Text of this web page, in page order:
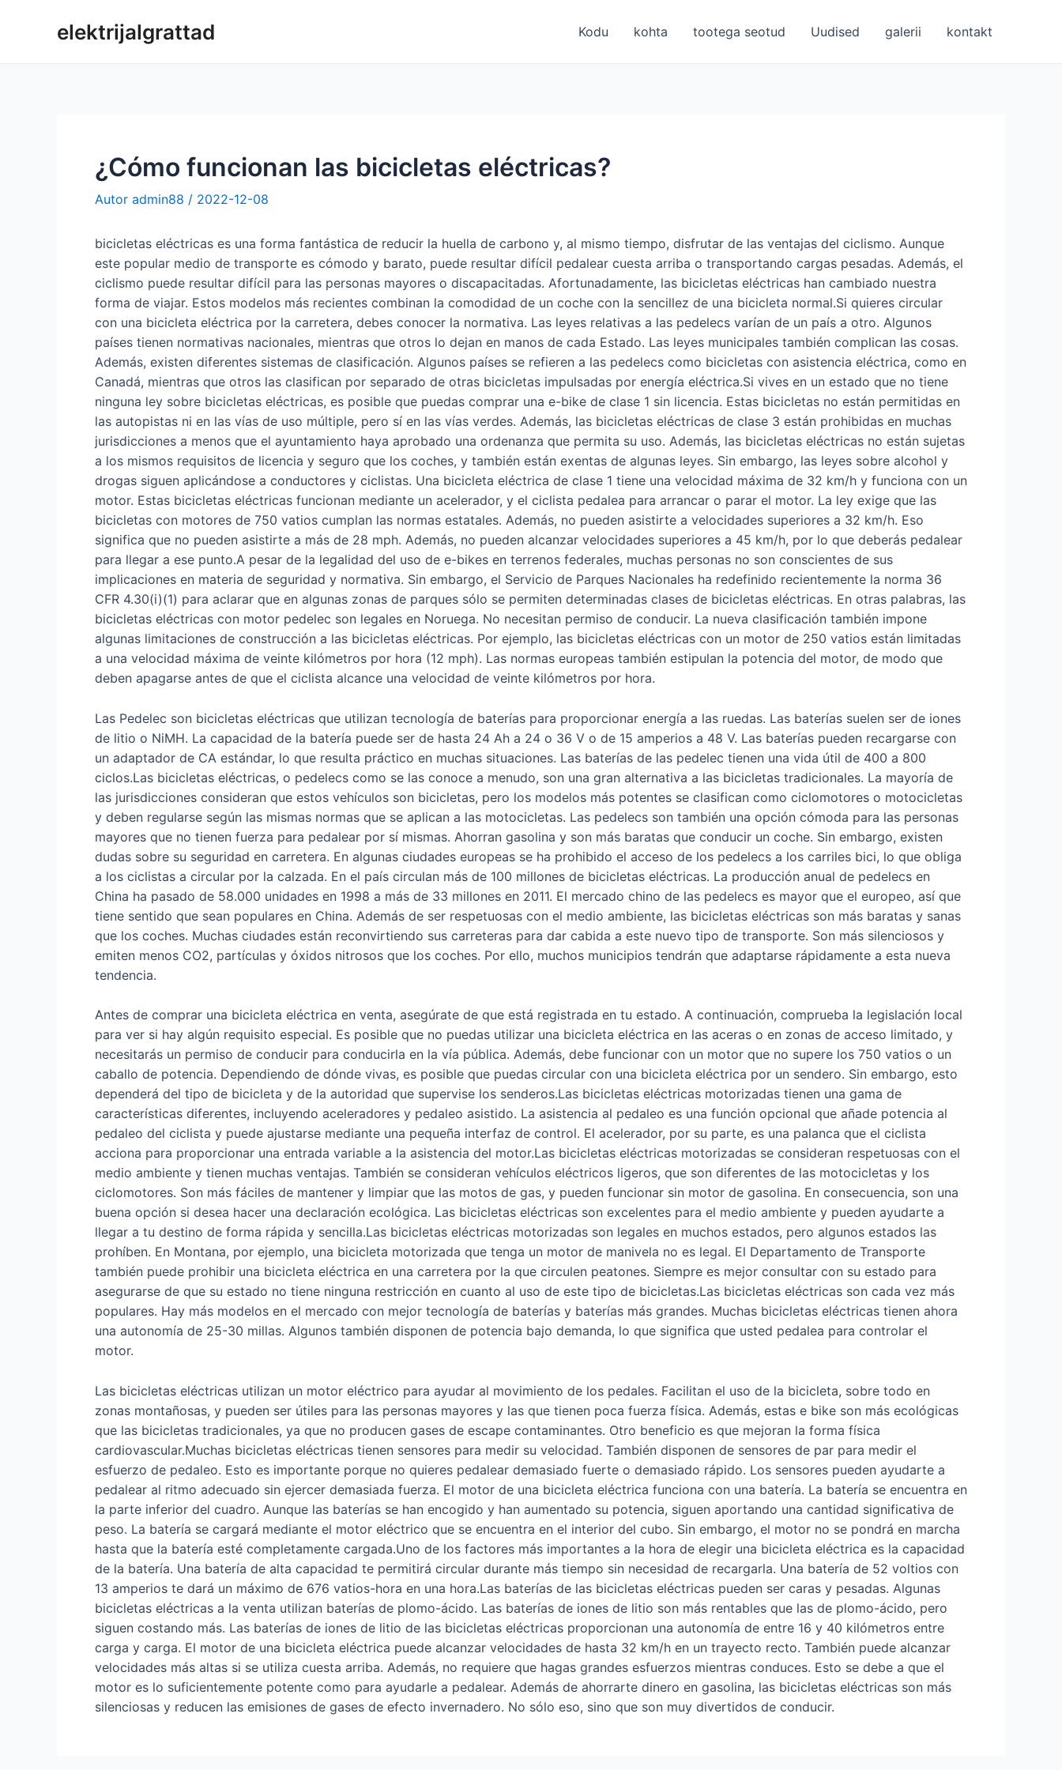
elektrijalgrattad Kodu kohta tootega seotud Uudised galerii kontakt
¿Cómo funcionan las bicicletas eléctricas?
Autor admin88 / 2022-12-08
bicicletas eléctricas es una forma fantástica de reducir la huella de carbono y, al mismo tiempo, disfrutar de las ventajas del ciclismo. Aunque
este popular medio de transporte es cómodo y barato, puede resultar difícil pedalear cuesta arriba o transportando cargas pesadas. Además, el
ciclismo puede resultar difícil para las personas mayores o discapacitadas. Afortunadamente, las bicicletas eléctricas han cambiado nuestra
forma de viajar. Estos modelos más recientes combinan la comodidad de un coche con la sencillez de una bicicleta normal.Si quieres circular
con una bicicleta eléctrica por la carretera, debes conocer la normativa. Las leyes relativas a las pedelecs varían de un país a otro. Algunos
países tienen normativas nacionales, mientras que otros lo dejan en manos de cada Estado. Las leyes municipales también complican las cosas.
Además, existen diferentes sistemas de clasificación. Algunos países se refieren a las pedelecs como bicicletas con asistencia eléctrica, como en
Canadá, mientras que otros las clasifican por separado de otras bicicletas impulsadas por energía eléctrica.Si vives en un estado que no tiene
ninguna ley sobre bicicletas eléctricas, es posible que puedas comprar una e-bike de clase 1 sin licencia. Estas bicicletas no están permitidas en
las autopistas ni en las vías de uso múltiple, pero sí en las vías verdes. Además, las bicicletas eléctricas de clase 3 están prohibidas en muchas
jurisdicciones a menos que el ayuntamiento haya aprobado una ordenanza que permita su uso. Además, las bicicletas eléctricas no están sujetas
a los mismos requisitos de licencia y seguro que los coches, y también están exentas de algunas leyes. Sin embargo, las leyes sobre alcohol y
drogas siguen aplicándose a conductores y ciclistas. Una bicicleta eléctrica de clase 1 tiene una velocidad máxima de 32 km/h y funciona con un
motor. Estas bicicletas eléctricas funcionan mediante un acelerador, y el ciclista pedalea para arrancar o parar el motor. La ley exige que las
bicicletas con motores de 750 vatios cumplan las normas estatales. Además, no pueden asistirte a velocidades superiores a 32 km/h. Eso
significa que no pueden asistirte a más de 28 mph. Además, no pueden alcanzar velocidades superiores a 45 km/h, por lo que deberás pedalear
para llegar a ese punto.A pesar de la legalidad del uso de e-bikes en terrenos federales, muchas personas no son conscientes de sus
implicaciones en materia de seguridad y normativa. Sin embargo, el Servicio de Parques Nacionales ha redefinido recientemente la norma 36
CFR 4.30(i)(1) para aclarar que en algunas zonas de parques sólo se permiten determinadas clases de bicicletas eléctricas. En otras palabras, las
bicicletas eléctricas con motor pedelec son legales en Noruega. No necesitan permiso de conducir. La nueva clasificación también impone
algunas limitaciones de construcción a las bicicletas eléctricas. Por ejemplo, las bicicletas eléctricas con un motor de 250 vatios están limitadas
a una velocidad máxima de veinte kilómetros por hora (12 mph). Las normas europeas también estipulan la potencia del motor, de modo que
deben apagarse antes de que el ciclista alcance una velocidad de veinte kilómetros por hora.
Las Pedelec son bicicletas eléctricas que utilizan tecnología de baterías para proporcionar energía a las ruedas. Las baterías suelen ser de iones
de litio o NiMH. La capacidad de la batería puede ser de hasta 24 Ah a 24 o 36 V o de 15 amperios a 48 V. Las baterías pueden recargarse con
un adaptador de CA estándar, lo que resulta práctico en muchas situaciones. Las baterías de las pedelec tienen una vida útil de 400 a 800
ciclos.Las bicicletas eléctricas, o pedelecs como se las conoce a menudo, son una gran alternativa a las bicicletas tradicionales. La mayoría de
las jurisdicciones consideran que estos vehículos son bicicletas, pero los modelos más potentes se clasifican como ciclomotores o motocicletas
y deben regularse según las mismas normas que se aplican a las motocicletas. Las pedelecs son también una opción cómoda para las personas
mayores que no tienen fuerza para pedalear por sí mismas. Ahorran gasolina y son más baratas que conducir un coche. Sin embargo, existen
dudas sobre su seguridad en carretera. En algunas ciudades europeas se ha prohibido el acceso de los pedelecs a los carriles bici, lo que obliga
a los ciclistas a circular por la calzada. En el país circulan más de 100 millones de bicicletas eléctricas. La producción anual de pedelecs en
China ha pasado de 58.000 unidades en 1998 a más de 33 millones en 2011. El mercado chino de las pedelecs es mayor que el europeo, así que
tiene sentido que sean populares en China. Además de ser respetuosas con el medio ambiente, las bicicletas eléctricas son más baratas y sanas
que los coches. Muchas ciudades están reconvirtiendo sus carreteras para dar cabida a este nuevo tipo de transporte. Son más silenciosos y
emiten menos CO2, partículas y óxidos nitrosos que los coches. Por ello, muchos municipios tendrán que adaptarse rápidamente a esta nueva
tendencia.
Antes de comprar una bicicleta eléctrica en venta, asegúrate de que está registrada en tu estado. A continuación, comprueba la legislación local
para ver si hay algún requisito especial. Es posible que no puedas utilizar una bicicleta eléctrica en las aceras o en zonas de acceso limitado, y
necesitarás un permiso de conducir para conducirla en la vía pública. Además, debe funcionar con un motor que no supere los 750 vatios o un
caballo de potencia. Dependiendo de dónde vivas, es posible que puedas circular con una bicicleta eléctrica por un sendero. Sin embargo, esto
dependerá del tipo de bicicleta y de la autoridad que supervise los senderos.Las bicicletas eléctricas motorizadas tienen una gama de
características diferentes, incluyendo aceleradores y pedaleo asistido. La asistencia al pedaleo es una función opcional que añade potencia al
pedaleo del ciclista y puede ajustarse mediante una pequeña interfaz de control. El acelerador, por su parte, es una palanca que el ciclista
acciona para proporcionar una entrada variable a la asistencia del motor.Las bicicletas eléctricas motorizadas se consideran respetuosas con el
medio ambiente y tienen muchas ventajas. También se consideran vehículos eléctricos ligeros, que son diferentes de las motocicletas y los
ciclomotores. Son más fáciles de mantener y limpiar que las motos de gas, y pueden funcionar sin motor de gasolina. En consecuencia, son una
buena opción si desea hacer una declaración ecológica. Las bicicletas eléctricas son excelentes para el medio ambiente y pueden ayudarte a
llegar a tu destino de forma rápida y sencilla.Las bicicletas eléctricas motorizadas son legales en muchos estados, pero algunos estados las
prohíben. En Montana, por ejemplo, una bicicleta motorizada que tenga un motor de manivela no es legal. El Departamento de Transporte
también puede prohibir una bicicleta eléctrica en una carretera por la que circulen peatones. Siempre es mejor consultar con su estado para
asegurarse de que su estado no tiene ninguna restricción en cuanto al uso de este tipo de bicicletas.Las bicicletas eléctricas son cada vez más
populares. Hay más modelos en el mercado con mejor tecnología de baterías y baterías más grandes. Muchas bicicletas eléctricas tienen ahora
una autonomía de 25-30 millas. Algunos también disponen de potencia bajo demanda, lo que significa que usted pedalea para controlar el
motor.
Las bicicletas eléctricas utilizan un motor eléctrico para ayudar al movimiento de los pedales. Facilitan el uso de la bicicleta, sobre todo en
zonas montañosas, y pueden ser útiles para las personas mayores y las que tienen poca fuerza física. Además, estas e bike son más ecológicas
que las bicicletas tradicionales, ya que no producen gases de escape contaminantes. Otro beneficio es que mejoran la forma física
cardiovascular.Muchas bicicletas eléctricas tienen sensores para medir su velocidad. También disponen de sensores de par para medir el
esfuerzo de pedaleo. Esto es importante porque no quieres pedalear demasiado fuerte o demasiado rápido. Los sensores pueden ayudarte a
pedalear al ritmo adecuado sin ejercer demasiada fuerza. El motor de una bicicleta eléctrica funciona con una batería. La batería se encuentra en
la parte inferior del cuadro. Aunque las baterías se han encogido y han aumentado su potencia, siguen aportando una cantidad significativa de
peso. La batería se cargará mediante el motor eléctrico que se encuentra en el interior del cubo. Sin embargo, el motor no se pondrá en marcha
hasta que la batería esté completamente cargada.Uno de los factores más importantes a la hora de elegir una bicicleta eléctrica es la capacidad
de la batería. Una batería de alta capacidad te permitirá circular durante más tiempo sin necesidad de recargarla. Una batería de 52 voltios con
13 amperios te dará un máximo de 676 vatios-hora en una hora.Las baterías de las bicicletas eléctricas pueden ser caras y pesadas. Algunas
bicicletas eléctricas a la venta utilizan baterías de plomo-ácido. Las baterías de iones de litio son más rentables que las de plomo-ácido, pero
siguen costando más. Las baterías de iones de litio de las bicicletas eléctricas proporcionan una autonomía de entre 16 y 40 kilómetros entre
carga y carga. El motor de una bicicleta eléctrica puede alcanzar velocidades de hasta 32 km/h en un trayecto recto. También puede alcanzar
velocidades más altas si se utiliza cuesta arriba. Además, no requiere que hagas grandes esfuerzos mientras conduces. Esto se debe a que el
motor es lo suficientemente potente como para ayudarle a pedalear. Además de ahorrarte dinero en gasolina, las bicicletas eléctricas son más
silenciosas y reducen las emisiones de gases de efecto invernadero. No sólo eso, sino que son muy divertidos de conducir.